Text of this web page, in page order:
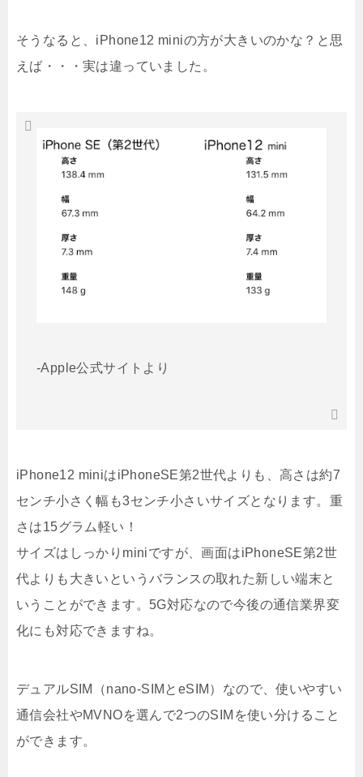
そうなると、iPhone12 miniの方が大きいのかな？と思
えば・・・実は違っていました。
-Apple公式サイトより
iPhone12 miniはiPhoneSE第2世代よりも、高さは約7
センチ小さく幅も3センチ小さいサイズとなります。重
さは15グラム軽い！
サイズはしっかりminiですが、画面はiPhoneSE第2世
代よりも大きいというバランスの取れた新しい端末と
いうことができます。5G対応なので今後の通信業界変
化にも対応できますね。
デュアルSIM（nano-SIMとeSIM）なので、使いやすい
通信会社やMVNOを選んで2つのSIMを使い分けること
ができます。